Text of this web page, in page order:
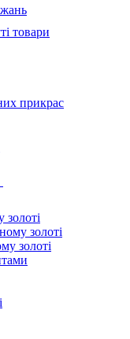
товари
прикрас
золоті
золоті
золоті